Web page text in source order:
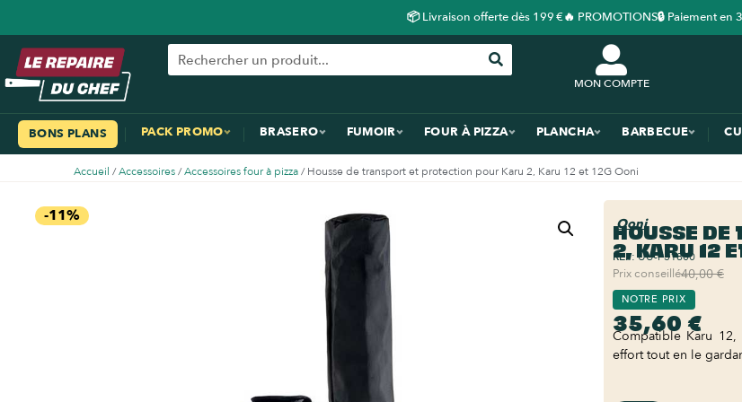
📦 Livraison offerte dès 199 €🔥 PROMOTIONS🔒 Paiement en
MON COMPTE
BONS PLANS PACK PROMO BRASERO FUMOIR FOUR À PIZZA PLANCHA BARBECUE
Accueil /Accessoires/Accessoires four à pizza/ Housse de transport et protection pour Karu 2, Karu 12 et 12G Ooni
-11% Ooni
HOUSSE DE
2, KARU 12
REF:UU-P31800
Prix conseillé40,00 €
NOTRE PRIX
35,60 €
Compatible Karu
effort tout en le